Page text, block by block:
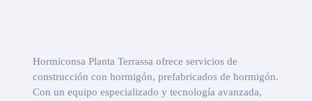
Hormiconsa Planta Terrassa ofrece servicios de
construcción con hormigón, prefabricados de hormigón.
Con un equipo especializado y tecnología avanzada,